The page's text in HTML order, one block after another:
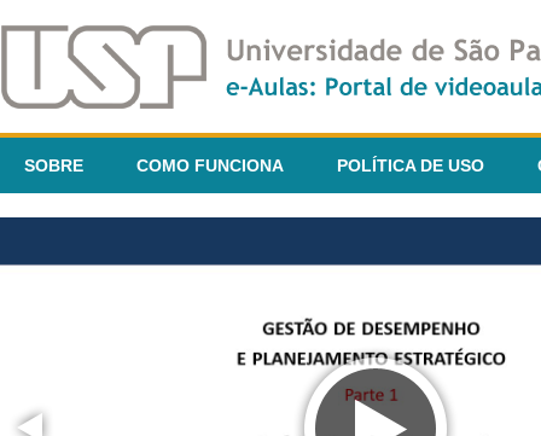
SOBRE COMO FUNCIONA POLÍTICA DE USO